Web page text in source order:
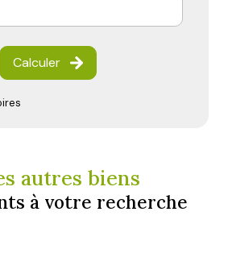
Calculer
autres biens
à votre recherche